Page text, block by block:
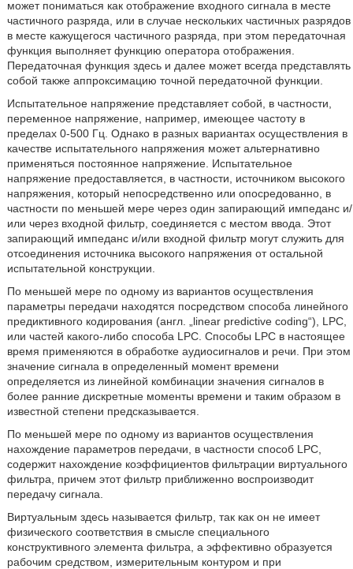
может пониматься как отображение входного сигнала в месте
частичного разряда, или в случае нескольких частичных разрядов
в месте кажущегося частичного разряда, при этом передаточная
функция выполняет функцию оператора отображения.
Передаточная функция здесь и далее может всегда представлять
собой также аппроксимацию точной передаточной функции.
Испытательное напряжение представляет собой, в частности,
переменное напряжение, например, имеющее частоту в
пределах 0-500 Гц. Однако в разных вариантах осуществления в
качестве испытательного напряжения может альтернативно
применяться постоянное напряжение. Испытательное
напряжение предоставляется, в частности, источником высокого
напряжения, который непосредственно или опосредованно, в
частности по меньшей мере через один запирающий импеданс и/
или через входной фильтр, соединяется с местом ввода. Этот
запирающий импеданс и/или входной фильтр могут служить для
отсоединения источника высокого напряжения от остальной
испытательной конструкции.
По меньшей мере по одному из вариантов осуществления
параметры передачи находятся посредством способа линейного
предиктивного кодирования (англ. „linear predictive coding“), LPC,
или частей какого-либо способа LPC. Способы LPC в настоящее
время применяются в обработке аудиосигналов и речи. При этом
значение сигнала в определенный момент времени
определяется из линейной комбинации значения сигналов в
более ранние дискретные моменты времени и таким образом в
известной степени предсказывается.
По меньшей мере по одному из вариантов осуществления
нахождение параметров передачи, в частности способ LPC,
содержит нахождение коэффициентов фильтрации виртуального
фильтра, причем этот фильтр приближенно воспроизводит
передачу сигнала.
Виртуальным здесь называется фильтр, так как он не имеет
физического соответствия в смысле специального
конструктивного элемента фильтра, а эффективно образуется
рабочим средством, измерительным контуром и при